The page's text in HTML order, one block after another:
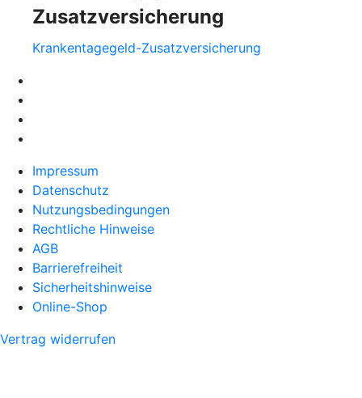
Zusatzversicherung
Krankentagegeld-Zusatzversicherung
Impressum
Datenschutz
Nutzungsbedingungen
Rechtliche Hinweise
AGB
Barrierefreiheit
Sicherheitshinweise
Online-Shop
Vertrag widerrufen